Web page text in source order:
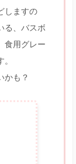
しますの
る、バスボ
食用グレー
かも？